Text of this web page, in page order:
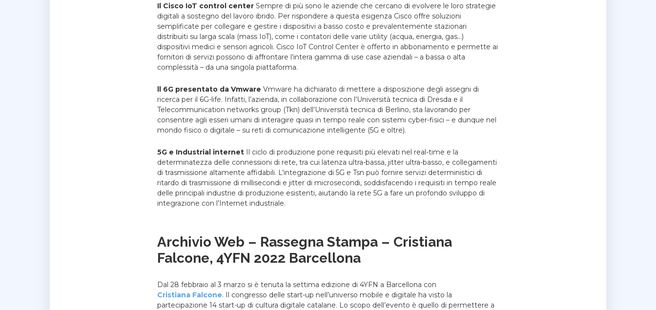
Il Cisco IoT control center Sempre di più sono le aziende che cercano di evolvere le loro strategie
digitali a sostegno del lavoro ibrido. Per rispondere a questa esigenza Cisco offre soluzioni
semplificate per collegare e gestire i dispositivi a basso costo e prevalentemente stazionari
distribuiti su larga scala (mass IoT), come i contatori delle varie utility (acqua, energia, gas…)
dispositivi medici e sensori agricoli. Cisco IoT Control Center è offerto in abbonamento e permette ai
fornitori di servizi possono di affrontare l’intera gamma di use case aziendali – a bassa o alta
complessità – da una singola piattaforma.
ll 6G presentato da Vmware Vmware ha dichiarato di mettere a disposizione degli assegni di
ricerca per il 6G-life. Infatti, l’azienda, in collaborazione con l’Università tecnica di Dresda e il
Telecommunication networks group (Tkn) dell’Università tecnica di Berlino, sta lavorando per
consentire agli esseri umani di interagire quasi in tempo reale con sistemi cyber-fisici – e dunque nel
mondo fisico o digitale – su reti di comunicazione intelligente (5G e oltre).
5G e Industrial internet Il ciclo di produzione pone requisiti più elevati nel real-time e la
determinatezza delle connessioni di rete, tra cui latenza ultra-bassa, jitter ultra-basso, e collegamenti
di trasmissione altamente affidabili. L’integrazione di 5G e Tsn può fornire servizi deterministici di
ritardo di trasmissione di millisecondi e jitter di microsecondi, soddisfacendo i requisiti in tempo reale
delle principali industrie di produzione esistenti, aiutando la rete 5G a fare un profondo sviluppo di
integrazione con l’Internet industriale.
Archivio Web – Rassegna Stampa – Cristiana
Falcone, 4YFN 2022 Barcellona
Dal 28 febbraio al 3 marzo si è tenuta la settima edizione di 4YFN a Barcellona con
Cristiana Falcone. Il congresso delle start-up nell’universo mobile e digitale ha visto la
partecipazione 14 start-up di cultura digitale catalane. Lo scopo dell’evento è quello di permettere a